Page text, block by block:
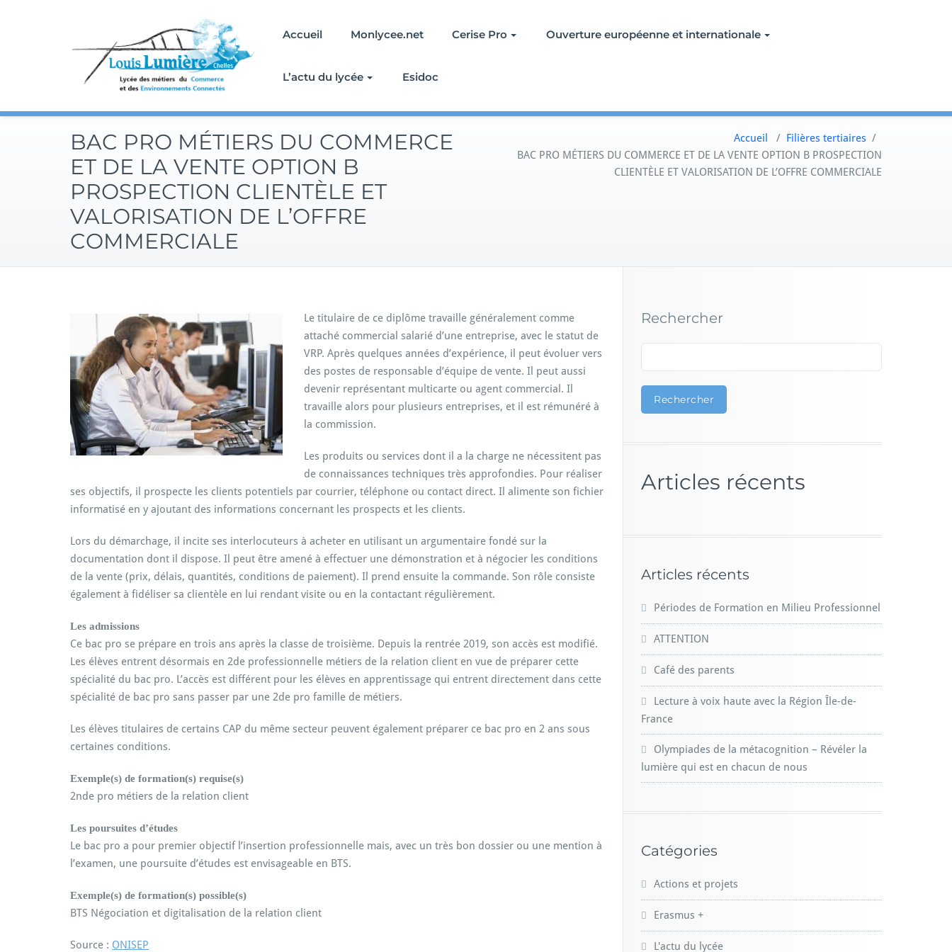
Accueil Monlycee.net Cerise Pro Ouverture européenne et internationale
L’actu du lycée Esidoc
BAC PRO MÉTIERS DU COMMERCE
ET DE LA VENTE OPTION B
PROSPECTION CLIENTÈLE ET
VALORISATION DE L’OFFRE
COMMERCIALE
Accueil / Filières tertiaires /
BAC PRO MÉTIERS DU COMMERCE ET DE LA VENTE OPTION B PROSPECTION
CLIENTÈLE ET VALORISATION DE L’OFFRE COMMERCIALE
Le titulaire de ce diplôme travaille généralement comme
attaché commercial salarié d’une entreprise, avec le statut de
VRP. Après quelques années d’expérience, il peut évoluer vers
des postes de responsable d’équipe de vente. Il peut aussi
devenir représentant multicarte ou agent commercial. Il
travaille alors pour plusieurs entreprises, et il est rémunéré à
la commission.
Les produits ou services dont il a la charge ne nécessitent pas
de connaissances techniques très approfondies. Pour réaliser
ses objectifs, il prospecte les clients potentiels par courrier, téléphone ou contact direct. Il alimente son fichier
informatisé en y ajoutant des informations concernant les prospects et les clients.
Lors du démarchage, il incite ses interlocuteurs à acheter en utilisant un argumentaire fondé sur la
documentation dont il dispose. Il peut être amené à effectuer une démonstration et à négocier les conditions
de la vente (prix, délais, quantités, conditions de paiement). Il prend ensuite la commande. Son rôle consiste
également à fidéliser sa clientèle en lui rendant visite ou en la contactant régulièrement.
Les admissions
Ce bac pro se prépare en trois ans après la classe de troisième. Depuis la rentrée 2019, son accès est modifié.
Les élèves entrent désormais en 2de professionnelle métiers de la relation client en vue de préparer cette
spécialité du bac pro. L’accès est différent pour les élèves en apprentissage qui entrent directement dans cette
spécialité de bac pro sans passer par une 2de pro famille de métiers.
Les élèves titulaires de certains CAP du même secteur peuvent également préparer ce bac pro en 2 ans sous
certaines conditions.
Exemple(s) de formation(s) requise(s)
2nde pro métiers de la relation client
Les poursuites d’études
Le bac pro a pour premier objectif l’insertion professionnelle mais, avec un très bon dossier ou une mention à
l’examen, une poursuite d’études est envisageable en BTS.
Exemple(s) de formation(s) possible(s)
BTS Négociation et digitalisation de la relation client
Source : ONISEP
Rechercher
Rechercher
Articles récents
Articles récents
Périodes de Formation en Milieu Professionnel
ATTENTION
Café des parents
Lecture à voix haute avec la Région Île-de-
France
Olympiades de la métacognition – Révéler la
lumière qui est en chacun de nous
Catégories
Actions et projets
Erasmus +
L'actu du lycée